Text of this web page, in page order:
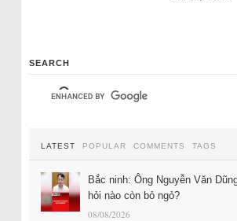
SEARCH
LATEST POPULAR COMMENTS TAGS
Bắc ninh: Ông Nguyễn Văn
hỏi nào còn bỏ ngỏ?
08/08/2026